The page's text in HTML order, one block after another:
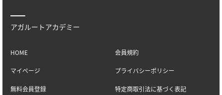
アガルートアカデミー
HOME
マイページ
無料会員登録
会員規約
プライバシーポリシー
特定商取引法に基づく表記